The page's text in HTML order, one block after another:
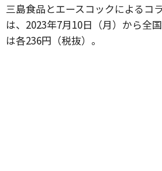
三島食品とエースコックによるコ
は、2023年7月10日（月）から全
は各236円（税抜）。